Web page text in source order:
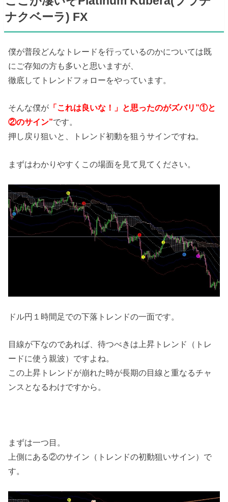
ナクベーラ) FX
僕が普段どんなトレードを行っているのかについては既
にご存知の方も多いと思いますが、
徹底してトレンドフォローをやっています。
そんな僕が 「これは良いな！」と思ったのがズバリ”①と
②のサイン”です。
押し戻り狙いと、トレンド初動を狙うサインですね。
まずはわかりやすくこの場面を見て見てください。
ドル円１時間足での下落トレンドの一面です。
目線が下なのであれば、待つべきは上昇トレンド（トレ
ードに使う親波）ですよね。
この上昇トレンドが崩れた時が長期の目線と重なるチャ
ンスとなるわけですから。
まずは一つ目。
上側にある②のサイン（トレンドの初動狙いサイン）で
す。